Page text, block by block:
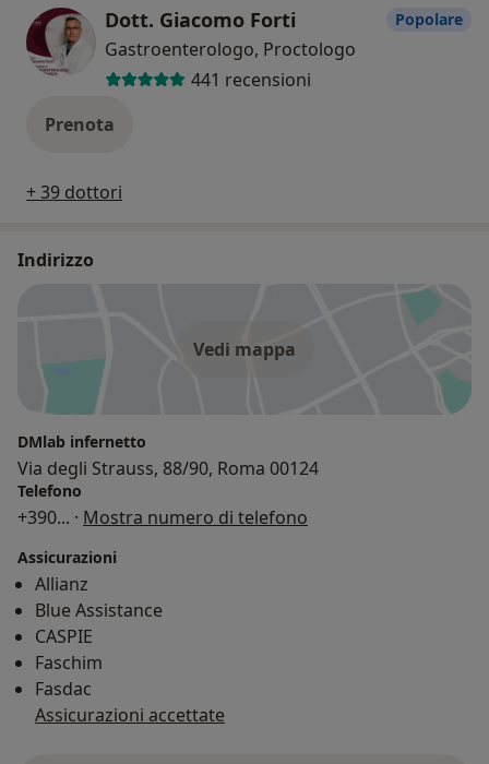
Dott. Giacomo Forti
Gastroenterologo, Proctologo
441 recensioni
Popolare
Prenota
+ 39 dottori
Indirizzo
Vedi mappa
DMlab infernetto
Via degli Strauss, 88/90, Roma 00124
Telefono
+390... · Mostra numero di telefono
Assicurazioni
Allianz
Blue Assistance
CASPIE
Faschim
Fasdac
Assicurazioni accettate